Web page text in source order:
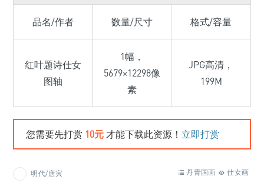
品名/作者 数量/尺寸 格式/容量
红叶题诗仕女
图轴
1幅，
5679×12298像
素
JPG高清，
199M
您需要先打赏 10元 才能下载此资源！ 立即打赏
明代/唐寅 仕女画
丹青国画